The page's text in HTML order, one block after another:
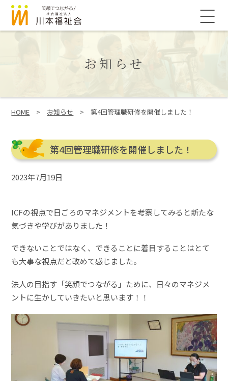
このページの本文へ
メ
ニ
お知らせ
こ
ー
ジ
の
置:
HOME > お知らせ > 第4回管理職研修を開催しました！
第4回管理職研修を開催しました！
2023年7月19日
ICFの視点で日ごろのマネジメントを考察してみると新たな
気づきや学びがありました！
できないことではなく、できることに着目することはとて
も大事な視点だと改めて感じました。
法人の目指す「笑顔でつながる」ために、日々のマネジメ
ントに生かしていきたいと思います！！